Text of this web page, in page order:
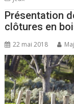
Présentation
clôtures en
22 mai 2018